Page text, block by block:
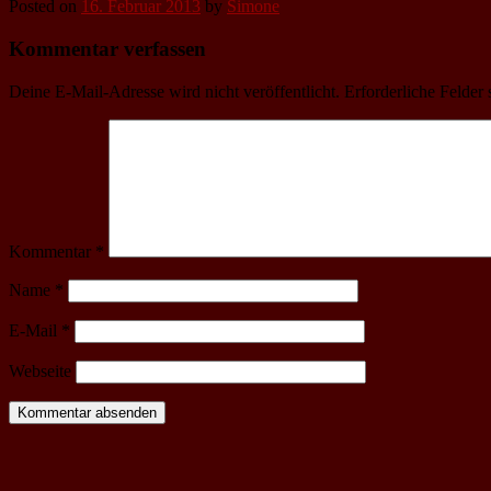
Posted on 16. Februar 2013 by Simone
Kommentar verfassen
Deine E-Mail-Adresse wird nicht veröffentlicht. Erforderliche Felder
Kommentar *
Name *
E-Mail *
Webseite